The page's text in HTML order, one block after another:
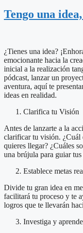
Tengo una
¿Tienes una idea?
emocionante hacia la
inicial a la realización
pódcast, lanzar un
aventura, aquí te
ideas en realidad.
Clarifica tu Visión
Antes de lanzarte a la
clarificar tu visión. ¿Cuál
quieres llegar? ¿Cuáles
una brújula para guiar tus
Establece metas
Divide tu gran idea en
facilitará tu proceso y te
logros que te llevarán
Investiga y aprende